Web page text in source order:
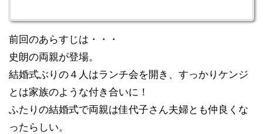
前回のあらすじは・・・
史朗の両親が登場。
結婚式ぶりの４人はランチ会を開き、すっかりケンジ
とは家族のような付き合いに！
ふたりの結婚式で両親は佳代子さん夫婦とも仲良くな
ったらしい。